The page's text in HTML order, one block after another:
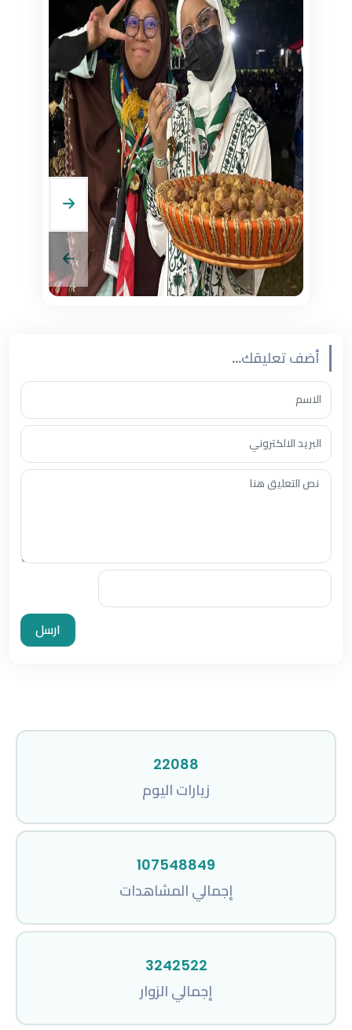
أضف تعليقك...
ارسل
22088
زيارات اليوم
107548849
إجمالي المشاهدات
3242522
إجمالي الزوار